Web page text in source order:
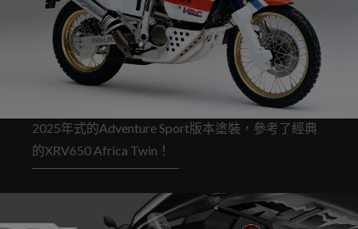
2025年式的Adventure Sport版本塗裝，參考了經典
的XRV650 Africa Twin！